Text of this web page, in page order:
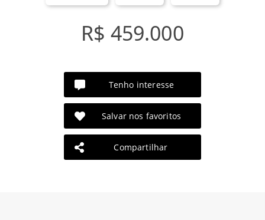
R$ 459.000
Tenho interesse
Salvar nos favoritos
Compartilhar